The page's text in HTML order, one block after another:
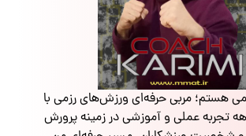
هستم؛ مربی حرفه‌ای ورزش‌های رزمی با
تجربه عملی و آموزشی در زمینه پرورش